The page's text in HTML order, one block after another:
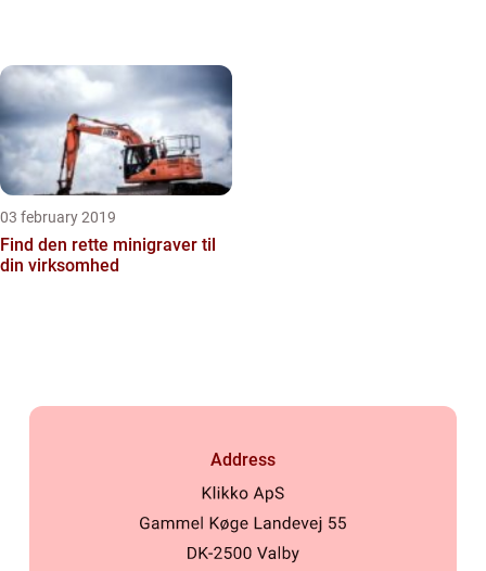
03 february 2019
Find den rette minigraver til
din virksomhed
Address